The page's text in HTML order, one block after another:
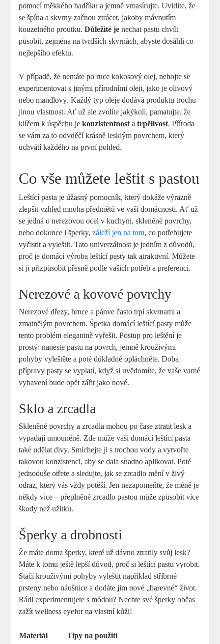
pomocí měkkého hadříku a jemně vmasírujte. Uvidíte, že
se špína a skvrny začnou ztrácet, jakoby mávnutím
kouzelného proutku.Důležité je nechat pastu chvíli
působit, zejména na tvrdších skvrnách, abyste dosáhli co
nejlepšího efektu.
V případě, že nemáte po ruce kokosový olej, nebojte se
experimentovat s jinými přírodními oleji, jako je olivový
nebo mandlový. Každý typ oleje dodává produktu trochu
jinou vlastnost. Ať už ale zvolíte jakýkoli, pamatujte, že
klíčem k úspěchu jekonzistentnost atrpělivost. Příroda
se vám za to odvděčí krásně lesklým povrchem, který
uchvátí každého na první pohled.
Co vše můžete leštit s pastou
Leštící pasta je úžasný pomocník, který dokáže výrazně
zlepšit vzhled mnoha předmětů ve vaší domácnosti. Ať už
se jedná o nerezovou ocel v kuchyni, skleněné povrchy,
nebo dokonce i šperky,záleží jen na tom, co potřebujete
vyčistit a vyleštit. Tato univerzálnost je jedním z důvodů,
proč je domácí výroba leštící pasty tak atraktivní. Můžete
si ji přizpůsobit přesně podle vašich potřeb a preferencí.
Nerezové a kovové povrchy
Nerezové dřezy, hrnce a pánve často trpí skvrnami a
zmatnělým povrchem. Špetka domácí leštící pasty může
tento problém elegantně vyřešit. Postup pro leštění je
prostý: naneste pastu na povrch, jemně krouživými
pohyby vyleštěte a poté důkladně opláchněte. Doba
přípravy pasty se vyplatí, když si uvědomíte, že vaše varné
vybavení bude opět zářit jako nové.
Sklo a zrcadla
Skleněné povrchy a zrcadla mohou po čase ztratit lesk a
vypadají umouněně. Zde může vaší domácí leštící pasta
také udělat divy. Smíchejte ji s trochou vody a vytvořte
takovou konzistenci, aby se dala snadno aplikovat. Poté
jednoduše otřete a sledujte, jak se zrcadlo mění v živý
odraz, který vás vždy potěší. Jen nezapomeňte, že méně je
někdy více – přeplněné zrcadlo pastou může způsobit více
škody než užitku.
Šperky a drobnosti
Že máte doma šperky, které už dávno ztratily svůj lesk?
Máte k tomu ještě lepší důvod, proč si leštící pastu vyrobit.
Stačí krouživými pohyby vyleštit například stříbrné
prsteny nebo náušnice a dodáte jim nové „barevné“ život.
Rádi experimentujete s módou? Nechte své šperky občas
zažít wellness eyefor na vlastní kůži!
Materiál Tipy na použití